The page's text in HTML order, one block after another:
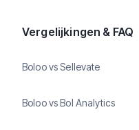
Vergelijkingen & FAQ
Boloo vs Sellevate
Boloo vs Bol Analytics